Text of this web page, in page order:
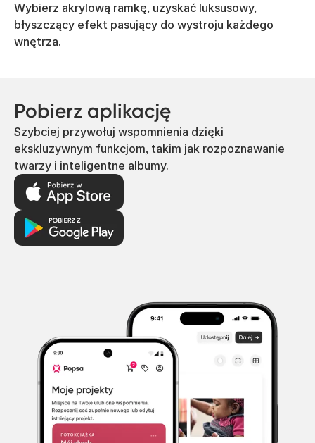
Wybierz akrylową ramkę, uzyskać luksusowy,
błyszczący efekt pasujący do wystroju każdego
wnętrza.
Pobierz aplikację
Szybciej przywołuj wspomnienia dzięki
ekskluzywnym funkcjom, takim jak rozpoznawanie
twarzy i inteligentne albumy.